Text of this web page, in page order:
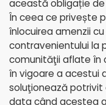
această obligație
În ceea ce privește
înlocuirea amenzii
contravenientului la
comunităţii aflate în
în vigoare a acestui
soluţionează potrivit
data când acestea